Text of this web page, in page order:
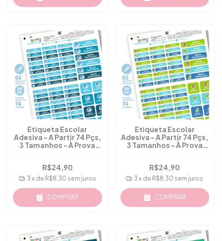
Etiqueta Escolar
Adesiva - A Partir 74 Pçs,
3 Tamanhos - À Prova
R$24,90
3 x de R$8,30 sem juros
COMPRAR
Etiqueta Escolar
Adesiva - A Partir 74 Pçs,
3 Tamanhos - À Prova
R$24,90
3 x de R$8,30 sem juros
COMPRAR